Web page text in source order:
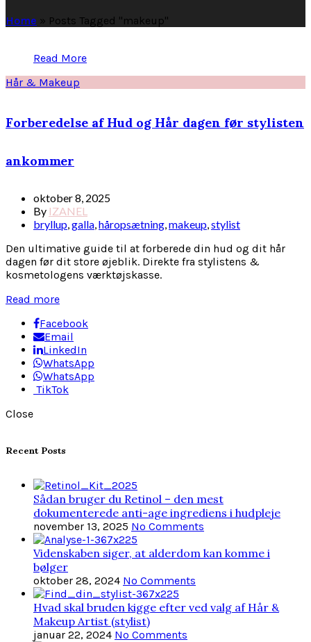
Home » Posts Tagged "makeup"
Read More
Hår & Makeup
Forberedelse af Hud og Hår dagen før stylisten
ankommer
oktober 8, 2025
By IZANEL
bryllup,galla,håropsætning,makeup,stylist
Den ultimative guide til at forberede din hud og dit hår
dagen før dit store øjeblik. Direkte fra stylistens &
kosmetologens værktøjskasse.
Read more
Facebook
Email
LinkedIn
WhatsApp
WhatsApp
TikTok
Close
Recent Posts
Sådan bruger du Retinol – den mest
dokumenterede anti-age ingrediens i hudpleje
november 13, 2025 No Comments
Videnskaben siger, at alderdom kan komme i
bølger
oktober 28, 2024 No Comments
Hvad skal bruden kigge efter ved valg af Hår &
Makeup Artist (stylist)
januar 22, 2024 No Comments